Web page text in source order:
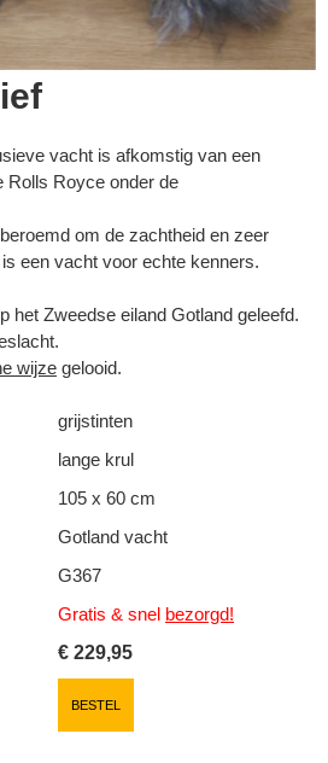
vacht is afkomstig van een
Rolls Royce onder de
om de zachtheid en zeer
een vacht voor echte kenners.
het Zweedse eiland Gotland geleefd.
wijze gelooid.
grijstinten
lange krul
105 x 60 cm
Gotland vacht
G367
Gratis & snel bezorgd!
€ 229,95
BESTEL